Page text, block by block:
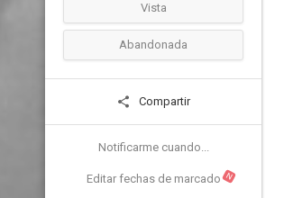
Vista
Abandonada
Compartir
Notificarme cuando...
Editar fechas de marcado N